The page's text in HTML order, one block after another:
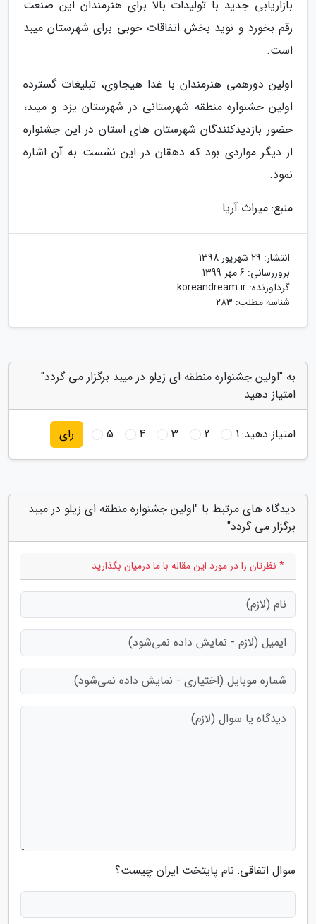
بازاریابی جدید با تولیدات بالا برای هنرمندان این صنعت
رقم بخورد و نوید بخش اتفاقات خوبی برای شهرستان میبد
است.
اولین دورهمی هنرمندان با غدا هیجاوی، تبلیغات گسترده
اولین جشنواره منطقه شهرستانی در شهرستان یزد و میبد،
حضور بازدیدکنندگان شهرستان های استان در این جشنواره
از دیگر مواردی بود که دهقان در این نشست به آن اشاره
نمود.
منبع: میراث آریا
انتشار: 29 شهریور 1398
بروزرسانی: 6 مهر 1399
گردآورنده: koreandream.ir
شناسه مطلب: 283
به "اولین جشنواره منطقه ای زیلو در میبد برگزار می گردد"
امتیاز دهید
امتیاز دهید:1
2
3
4
5 رای
دیدگاه های مرتبط با "اولین جشنواره منطقه ای زیلو در میبد
برگزار می گردد"
* نظرتان را در مورد این مقاله با ما درمیان بگذارید
سوال اتفاقی: نام پایتخت ایران چیست؟